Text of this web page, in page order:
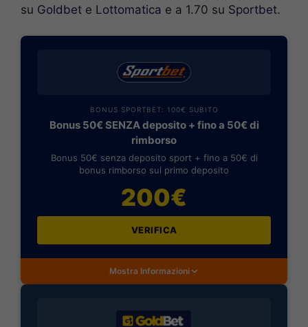
su Goldbet e Lottomatica e a 1.70 su Sportbet.
BONUS SPORTBET: 100€ SUBITO
Bonus 50€ SENZA deposito + fino a 50€ di
rimborso
Bonus 50€ senza deposito sport + fino a 50€ di
bonus rimborso sul primo deposito
200€
VERIFICA
Mostra Informazioni